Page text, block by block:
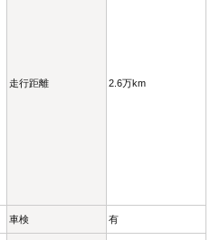
走行距離 2.6万km
車検 有